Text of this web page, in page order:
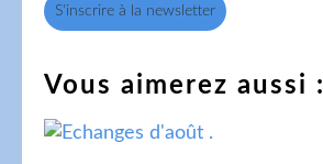
S'inscrire à la newsletter
Vous aimerez aussi :